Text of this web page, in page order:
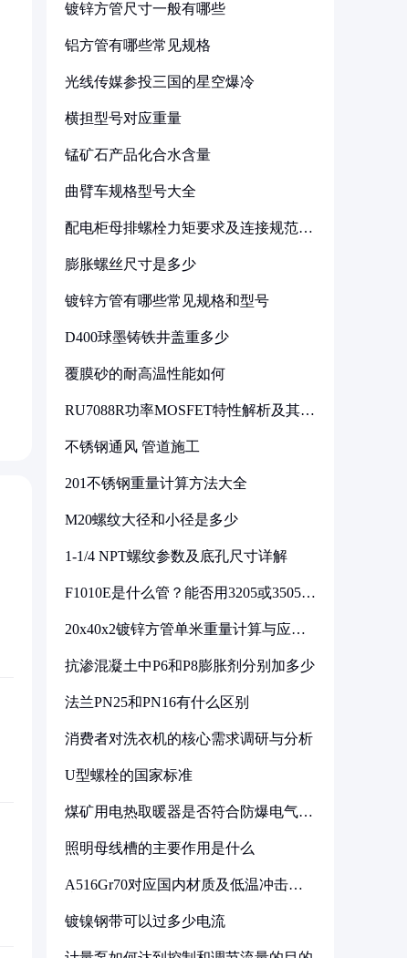
镀锌方管尺寸一般有哪些
铝方管有哪些常见规格
光线传媒参投三国的星空爆冷
横担型号对应重量
锰矿石产品化合水含量
曲臂车规格型号大全
配电柜母排螺栓力矩要求及连接规范详
膨胀螺丝尺寸是多少
镀锌方管有哪些常见规格和型号
D400球墨铸铁井盖重多少
覆膜砂的耐高温性能如何
RU7088R功率MOSFET特性解析及其在
不锈钢通风 管道施工
201不锈钢重量计算方法大全
M20螺纹大径和小径是多少
1-1/4 NPT螺纹参数及底孔尺寸详解
F1010E是什么管？能否用3205或3505代
20x40x2镀锌方管单米重量计算与应用
抗渗混凝土中P6和P8膨胀剂分别加多少
法兰PN25和PN16有什么区别
消费者对洗衣机的核心需求调研与分析
U型螺栓的国家标准
煤矿用电热取暖器是否符合防爆电气设
照明母线槽的主要作用是什么
A516Gr70对应国内材质及低温冲击要
镀镍钢带可以过多少电流